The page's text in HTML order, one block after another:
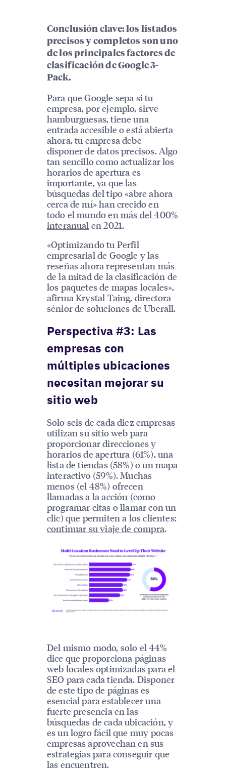
Conclusión clave: los listados
precisos y completos son uno
de los principales factores de
clasificación de Google 3-
Pack.
Para que Google sepa si tu
empresa, por ejemplo, sirve
hamburguesas, tiene una
entrada accesible o está abierta
ahora, tu empresa debe
disponer de datos precisos. Algo
tan sencillo como actualizar los
horarios de apertura es
importante, ya que las
búsquedas del tipo «abre ahora
cerca de mí» han crecido en
todo el mundoen más del 400%
interanual en 2021.
«Optimizando tu Perfil
empresarial de Google y las
reseñas ahora representan más
de la mitad de la clasificación de
los paquetes de mapas locales»,
afirma Krystal Taing, directora
sénior de soluciones de Uberall.
Perspectiva #3: Las
empresas con
múltiples ubicaciones
necesitan mejorar su
sitio web
Solo seis de cada diez empresas
utilizan su sitio web para
proporcionar direcciones y
horarios de apertura (61%), una
lista de tiendas (58%) o un mapa
interactivo (59%). Muchas
menos (el 48%) ofrecen
llamadas a la acción (como
programar citas o llamar con un
clic) que permiten a los clientes:
continuar su viaje de compra.
Del mismo modo, solo el 44%
dice que proporciona páginas
web locales optimizadas para el
SEO para cada tienda. Disponer
de este tipo de páginas es
esencial para establecer una
fuerte presencia en las
búsquedas de cada ubicación, y
es un logro fácil que muy pocas
empresas aprovechan en sus
estrategias para conseguir que
las encuentren.